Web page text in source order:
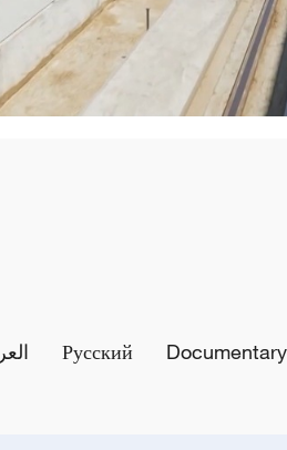
Русский Documentary